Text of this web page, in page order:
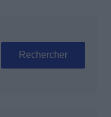
Rechercher